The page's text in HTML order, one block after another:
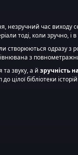
час виходу
тоді, коли зручно,
створюються одразу
з
звуку, а й зручність
бібліотеки